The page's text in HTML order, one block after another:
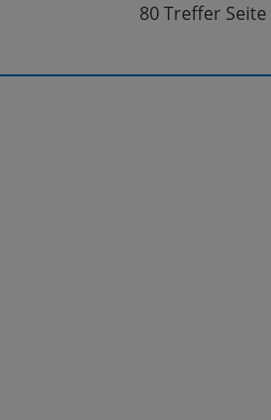
80 Treffer Seite